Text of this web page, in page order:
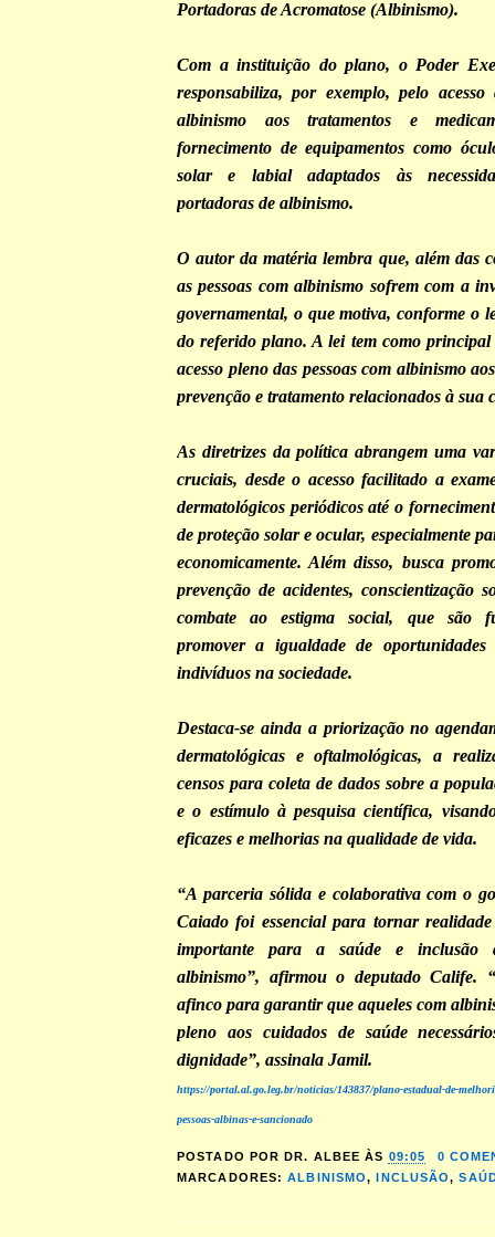
Portadoras de Acromatose (Albinismo).
Com a instituição do plano, o Poder
responsabiliza, por exemplo, pelo acesso
albinismo aos tratamentos e
fornecimento de equipamentos como
solar e labial adaptados às
portadoras de albinismo.
O autor da matéria lembra que, além das
as pessoas com albinismo sofrem com a
governamental, o que motiva, conforme o
do referido plano. A lei tem como
acesso pleno das pessoas com albinismo
prevenção e tratamento relacionados à sua
As diretrizes da política abrangem uma
cruciais, desde o acesso facilitado a
dermatológicos periódicos até o
de proteção solar e ocular, especialmente
economicamente. Além disso, busca
prevenção de acidentes, conscientização
combate ao estigma social, que são
promover a igualdade de oportunidades
indivíduos na sociedade.
Destaca-se ainda a priorização no
dermatológicas e oftalmológicas, a
censos para coleta de dados sobre a
e o estímulo à pesquisa científica,
eficazes e melhorias na qualidade de vida.
“A parceria sólida e colaborativa com o
Caiado foi essencial para tornar
importante para a saúde e inclusão
albinismo”, afirmou o deputado Calife.
afinco para garantir que aqueles com
pleno aos cuidados de saúde
dignidade”, assinala Jamil.
https://portal.al.go.leg.br/noticias/143837/plano-estadual-de-
pessoas-albinas-e-sancionado
POSTADO POR DR. ALBEE ÀS 09:05
0
MARCADORES:ALBINISMO,INCLUSÃO,